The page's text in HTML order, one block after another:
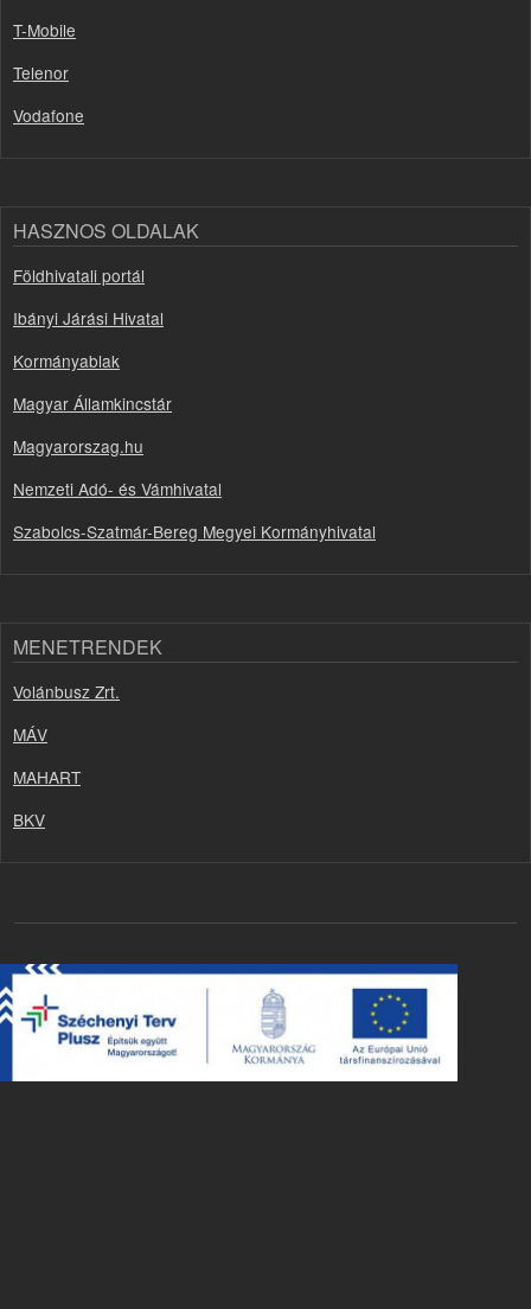
T-Mobile
Telenor
Vodafone
HASZNOS OLDALAK
Földhivatali portál
Ibányi Járási Hivatal
Kormányablak
Magyar Államkincstár
Magyarorszag.hu
Nemzeti Adó- és Vámhivatal
Szabolcs-Szatmár-Bereg Megyei Kormányhivatal
MENETRENDEK
Volánbusz Zrt.
MÁV
MAHART
BKV